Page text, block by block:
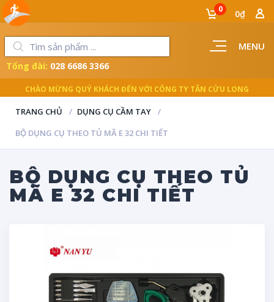
MENU
0 0₫
LUÔN ĐỒNG HÀNH CÙNG NGƯỜI THỢ
Tổng đài: 028 6686 3366
TRANG CHỦ
DỤNG CỤ CẦM TAY
BỘ DỤNG CỤ THEO TỦ MÃ E 32 CHI TIẾT
BỘ DỤNG CỤ THEO TỦ
MÃ E 32 CHI TIẾT